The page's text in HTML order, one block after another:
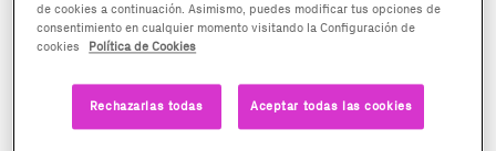
de cookies a continuación. Asimismo, puedes modificar tus opciones de
consentimiento en cualquier momento visitando la Configuración de
cookies
Política de Cookies
Rechazarlas todas Aceptar todas las cookies